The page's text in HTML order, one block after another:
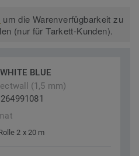
um die Warenverfügbarkeit zu
(nur für Tarkett-Kunden).
BLUE
(1,5 mm)
2 x 20 m